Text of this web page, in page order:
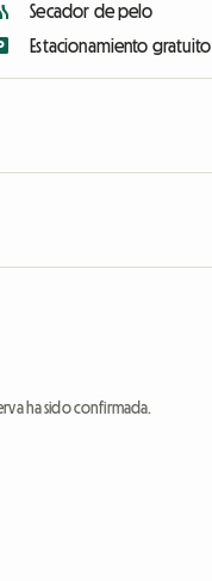
Secador de pelo
Estacionamiento gratuito
ha sido confirmada.